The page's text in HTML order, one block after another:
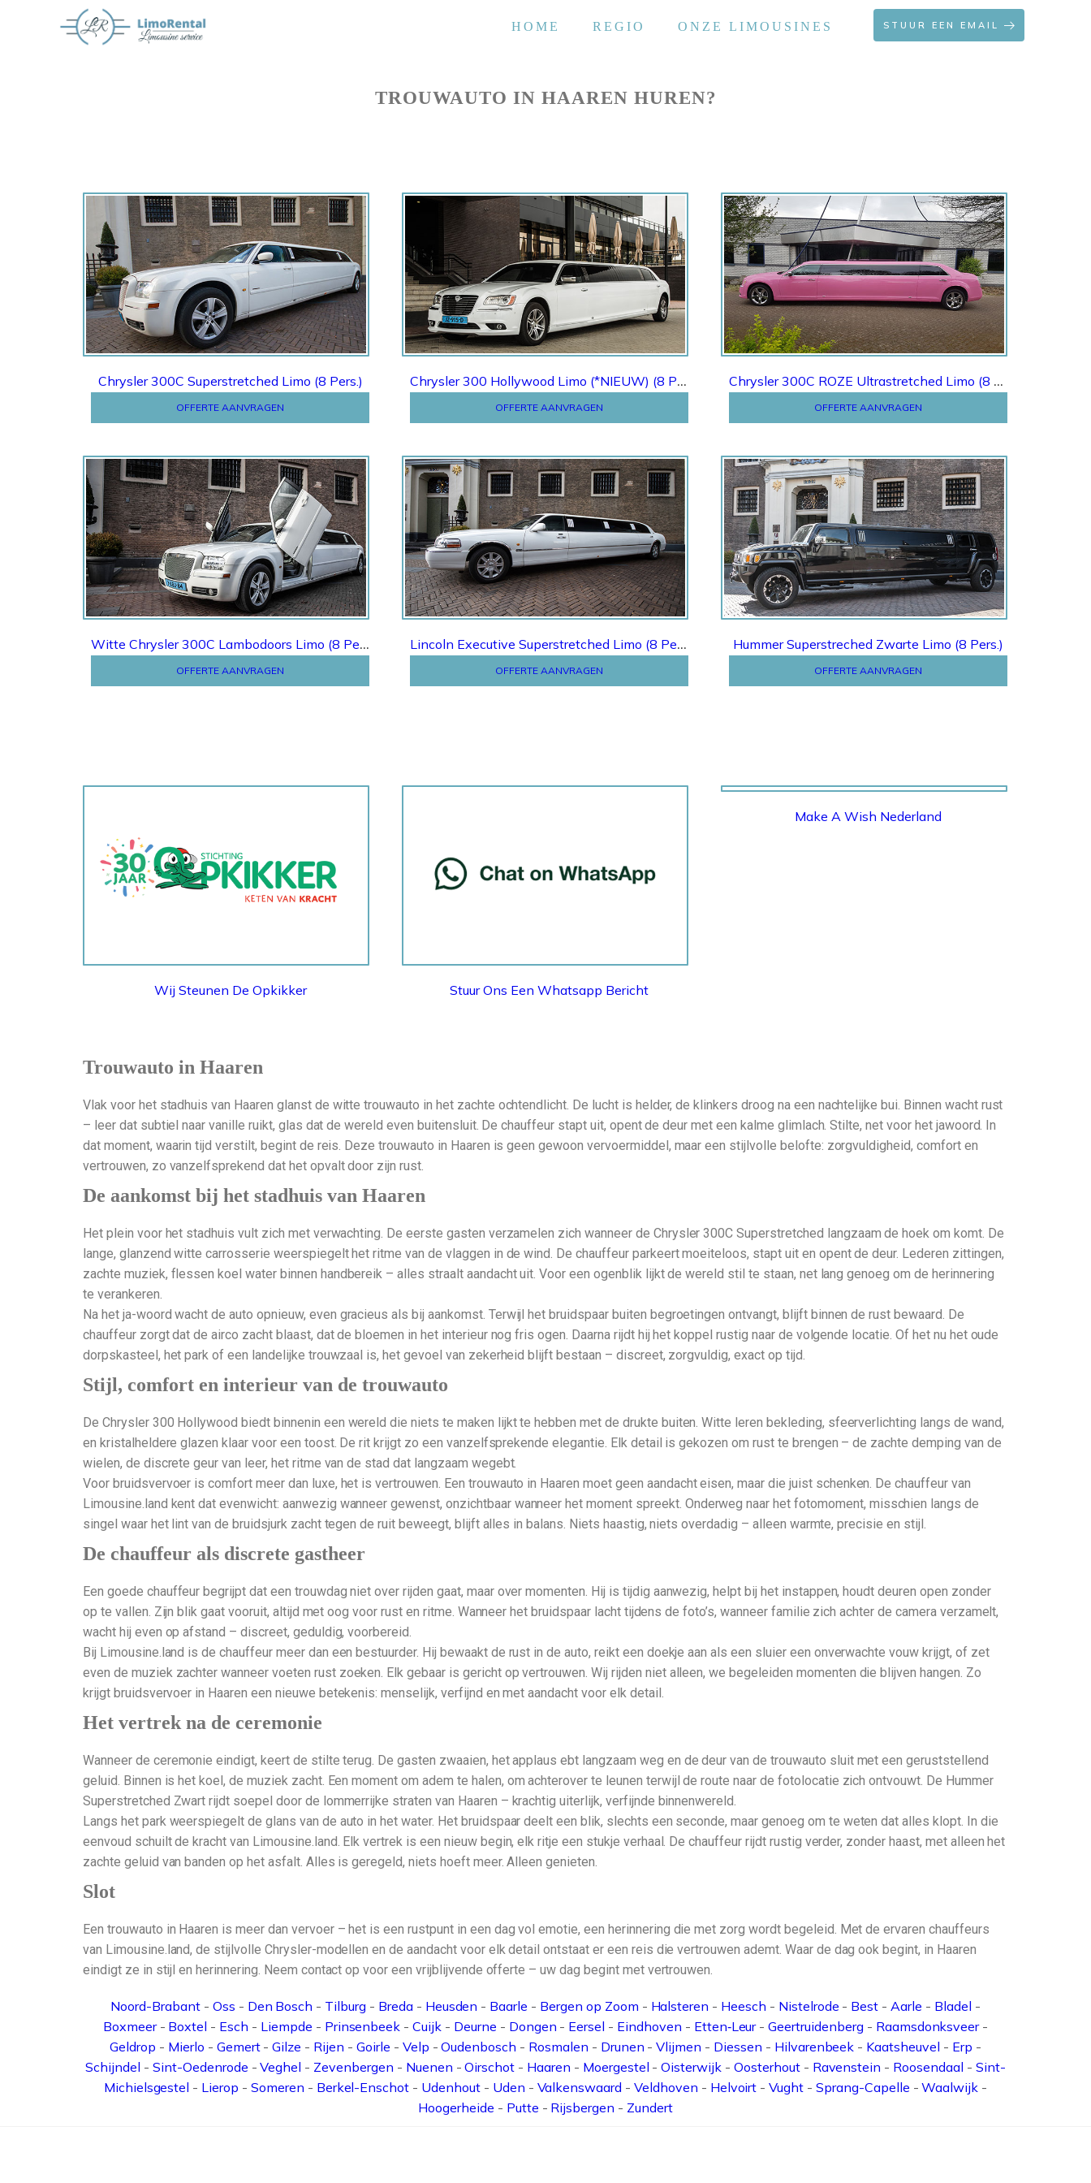
STUUR EEN EMAIL
HOME REGIO ONZE LIMOUSINES
TROUWAUTO IN HAAREN HUREN?
Offerte
Chrysler 300C Superstretched Limo (8 Pers.)
OFFERTE AANVRAGEN
Offerte
Chrysler 300 Hollywood Limo (*NIEUW) (8 Pers.)
OFFERTE AANVRAGEN
OFFERTE
Chrysler 300C ROZE Ultrastretched Limo (8 Pers.)
OFFERTE AANVRAGEN
Offerte
Witte Chrysler 300C Lambodoors Limo (8 Pers.)
OFFERTE AANVRAGEN
Offerte
Lincoln Executive Superstretched Limo (8 Pers.)
OFFERTE AANVRAGEN
Offerte
Hummer Superstreched Zwarte Limo (8 Pers.)
OFFERTE AANVRAGEN
STICHTING OPKIKKER
Wij Steunen De Opkikker
WHATSAPP
Stuur Ons Een Whatsapp Bericht
MAKE A WISH NEDERLAND
Make A Wish Nederland
Trouwauto in Haaren
Vlak voor het stadhuis van Haaren glanst de witte trouwauto in het zachte ochtendlicht. De lucht is helder, de klinkers droog na een nachtelijke bui. Binnen wacht rust
– leer dat subtiel naar vanille ruikt, glas dat de wereld even buitensluit. De chauffeur stapt uit, opent de deur met een kalme glimlach. Stilte, net voor het jawoord. In
dat moment, waarin tijd verstilt, begint de reis. Deze trouwauto in Haaren is geen gewoon vervoermiddel, maar een stijlvolle belofte: zorgvuldigheid, comfort en
vertrouwen, zo vanzelfsprekend dat het opvalt door zijn rust.
De aankomst bij het stadhuis van Haaren
Het plein voor het stadhuis vult zich met verwachting. De eerste gasten verzamelen zich wanneer de Chrysler 300C Superstretched langzaam de hoek om komt. De
lange, glanzend witte carrosserie weerspiegelt het ritme van de vlaggen in de wind. De chauffeur parkeert moeiteloos, stapt uit en opent de deur. Lederen zittingen,
zachte muziek, flessen koel water binnen handbereik – alles straalt aandacht uit. Voor een ogenblik lijkt de wereld stil te staan, net lang genoeg om de herinnering
te verankeren.
Na het ja-woord wacht de auto opnieuw, even gracieus als bij aankomst. Terwijl het bruidspaar buiten begroetingen ontvangt, blijft binnen de rust bewaard. De
chauffeur zorgt dat de airco zacht blaast, dat de bloemen in het interieur nog fris ogen. Daarna rijdt hij het koppel rustig naar de volgende locatie. Of het nu het oude
dorpskasteel, het park of een landelijke trouwzaal is, het gevoel van zekerheid blijft bestaan – discreet, zorgvuldig, exact op tijd.
Stijl, comfort en interieur van de trouwauto
De Chrysler 300 Hollywood biedt binnenin een wereld die niets te maken lijkt te hebben met de drukte buiten. Witte leren bekleding, sfeerverlichting langs de wand,
en kristalheldere glazen klaar voor een toost. De rit krijgt zo een vanzelfsprekende elegantie. Elk detail is gekozen om rust te brengen – de zachte demping van de
wielen, de discrete geur van leer, het ritme van de stad dat langzaam wegebt.
Voor bruidsvervoer is comfort meer dan luxe, het is vertrouwen. Een trouwauto in Haaren moet geen aandacht eisen, maar die juist schenken. De chauffeur van
Limousine.land kent dat evenwicht: aanwezig wanneer gewenst, onzichtbaar wanneer het moment spreekt. Onderweg naar het fotomoment, misschien langs de
singel waar het lint van de bruidsjurk zacht tegen de ruit beweegt, blijft alles in balans. Niets haastig, niets overdadig – alleen warmte, precisie en stijl.
De chauffeur als discrete gastheer
Een goede chauffeur begrijpt dat een trouwdag niet over rijden gaat, maar over momenten. Hij is tijdig aanwezig, helpt bij het instappen, houdt deuren open zonder
op te vallen. Zijn blik gaat vooruit, altijd met oog voor rust en ritme. Wanneer het bruidspaar lacht tijdens de foto’s, wanneer familie zich achter de camera verzamelt,
wacht hij even op afstand – discreet, geduldig, voorbereid.
Bij Limousine.land is de chauffeur meer dan een bestuurder. Hij bewaakt de rust in de auto, reikt een doekje aan als een sluier een onverwachte vouw krijgt, of zet
even de muziek zachter wanneer voeten rust zoeken. Elk gebaar is gericht op vertrouwen. Wij rijden niet alleen, we begeleiden momenten die blijven hangen. Zo
krijgt bruidsvervoer in Haaren een nieuwe betekenis: menselijk, verfijnd en met aandacht voor elk detail.
Het vertrek na de ceremonie
Wanneer de ceremonie eindigt, keert de stilte terug. De gasten zwaaien, het applaus ebt langzaam weg en de deur van de trouwauto sluit met een geruststellend
geluid. Binnen is het koel, de muziek zacht. Een moment om adem te halen, om achterover te leunen terwijl de route naar de fotolocatie zich ontvouwt. De Hummer
Superstretched Zwart rijdt soepel door de lommerrijke straten van Haaren – krachtig uiterlijk, verfijnde binnenwereld.
Langs het park weerspiegelt de glans van de auto in het water. Het bruidspaar deelt een blik, slechts een seconde, maar genoeg om te weten dat alles klopt. In die
eenvoud schuilt de kracht van Limousine.land. Elk vertrek is een nieuw begin, elk ritje een stukje verhaal. De chauffeur rijdt rustig verder, zonder haast, met alleen het
zachte geluid van banden op het asfalt. Alles is geregeld, niets hoeft meer. Alleen genieten.
Slot
Een trouwauto in Haaren is meer dan vervoer – het is een rustpunt in een dag vol emotie, een herinnering die met zorg wordt begeleid. Met de ervaren chauffeurs
van Limousine.land, de stijlvolle Chrysler-modellen en de aandacht voor elk detail ontstaat er een reis die vertrouwen ademt. Waar de dag ook begint, in Haaren
eindigt ze in stijl en herinnering. Neem contact op voor een vrijblijvende offerte – uw dag begint met vertrouwen.
Noord-Brabant- Oss - Den Bosch - Tilburg- Breda- Heusden - Baarle - Bergen op Zoom - Halsteren - Heesch - Nistelrode - Best -Aarle - Bladel -
Boxmeer- Boxtel - Esch - Liempde - Prinsenbeek -Cuijk - Deurne - Dongen - Eersel - Eindhoven - Etten‑Leur-Geertruidenberg- Raamsdonksveer-
Geldrop - Mierlo - Gemert-Gilze - Rijen - Goirle - Velp -Oudenbosch - Rosmalen - Drunen -Vlijmen - Diessen - Hilvarenbeek - Kaatsheuvel - Erp -
Schijndel -Sint-Oedenrode -Veghel - Zevenbergen - Nuenen -Oirschot - Haaren - Moergestel -Oisterwijk -Oosterhout- Ravenstein - Roosendaal - Sint-
Michielsgestel - Lierop - Someren - Berkel-Enschot - Udenhout- Uden - Valkenswaard -Veldhoven - Helvoirt -Vught -Sprang-Capelle -Waalwijk -
Hoogerheide - Putte - Rijsbergen - Zundert